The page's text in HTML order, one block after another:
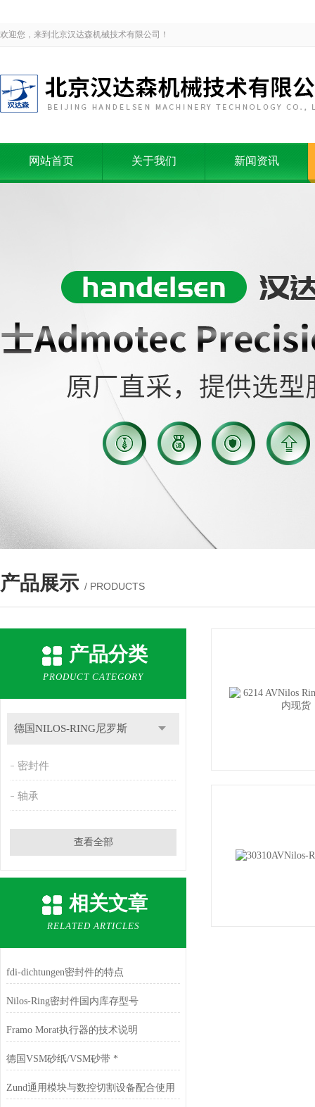
欢迎您，来到北京汉达森机械技术有限公司！
网站首页 关于我们 新闻资讯
产品展示 / PRODUCTS
产品分类
PRODUCT CATEGORY
德国NILOS-RING尼罗斯
密封件
轴承
查看全部
相关文章
RELATED ARTICLES
fdi-dichtungen密封件的特点
Nilos-Ring密封件国内库存型号
Framo Morat执行器的技术说明
德国VSM砂纸/VSM砂带 *
Zund通用模块与数控切割设备配合使用